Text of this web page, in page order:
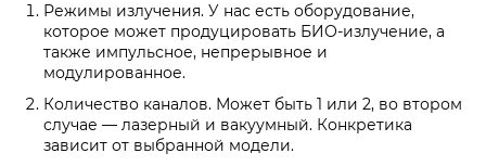
Режимы излучения. У нас есть оборудование,
которое может продуцировать БИО-излучение, а
также импульсное, непрерывное и
модулированное.
Количество каналов. Может быть 1 или 2, во втором
случае — лазерный и вакуумный. Конкретика
зависит от выбранной модели.